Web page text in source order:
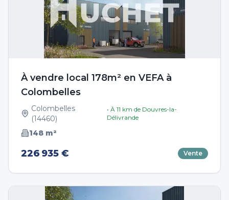
À vendre local 178m² en VEFA à
Colombelles
Colombelles
(14460)
• À11 km de Douvres-la-
Délivrande
148 m²
226 935 € Vente